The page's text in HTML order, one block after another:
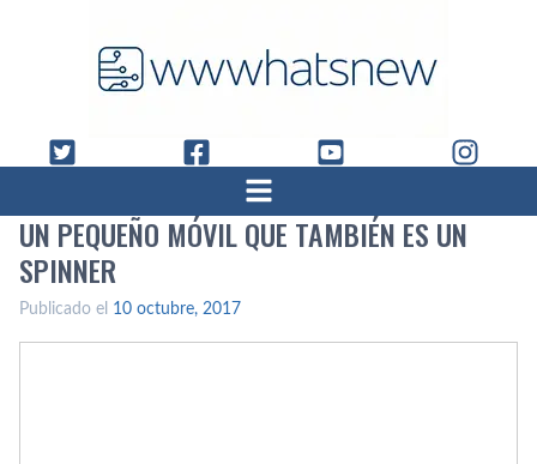
UN PEQUEÑO MÓVIL QUE TAMBIÉN ES UN
SPINNER
Publicado el 10 octubre, 2017